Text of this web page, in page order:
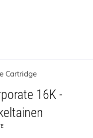
Cartridge
16K -